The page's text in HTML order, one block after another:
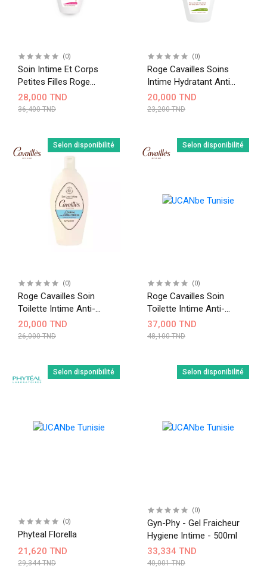
(0)
Soin Intime Et Corps
Petites Filles Roge
Cavailles
28,000 TND
36,400 TND
(0)
Roge Cavailles Soins
Intime Hydratant Anti
Sécheresse 250Ml
20,000 TND
23,200 TND
Selon disponibilité
(0)
Roge Cavailles Soin
Toilette Intime Anti-
Bacterien 250Ml
20,000 TND
26,000 TND
Selon disponibilité
(0)
Roge Cavailles Soin
Toilette Intime Anti-
Bacterien 250Ml Lot 2
37,000 TND
48,100 TND
Selon disponibilité
(0)
Phyteal Florella
21,620 TND
29,344 TND
Selon disponibilité
(0)
Gyn-Phy - Gel Fraicheur
Hygiene Intime - 500ml
33,334 TND
40,001 TND